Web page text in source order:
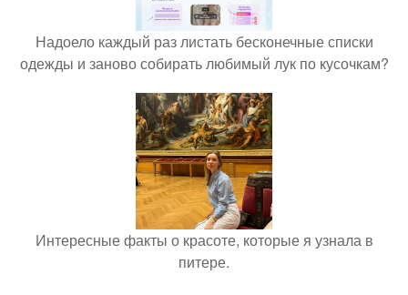
Надоело каждый раз листать бесконечные списки
одежды и заново собирать любимый лук по кусочкам?
Интересные факты о красоте, которые я узнала в
питере.